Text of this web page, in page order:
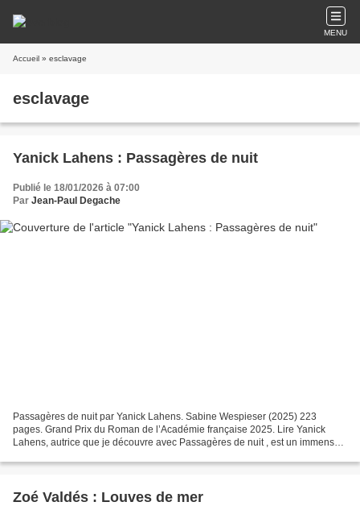
MENU
Accueil » esclavage
esclavage
Yanick Lahens : Passagères de nuit
Publié le 18/01/2026 à 07:00
Par Jean-Paul Degache
Passagères de nuit par Yanick Lahens. Sabine Wespieser (2025) 223
pages. Grand Prix du Roman de l’Académie française 2025. Lire Yanick
Lahens, autrice que je découvre avec Passagères de nuit , est un immense
Zoé Valdés : Louves de mer